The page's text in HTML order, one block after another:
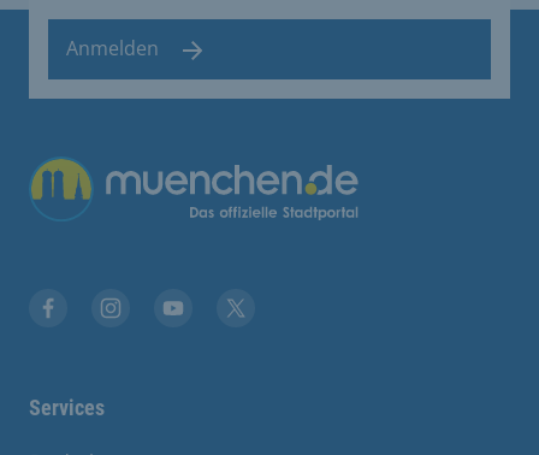
Anmelden
Übergreifende Links
Services